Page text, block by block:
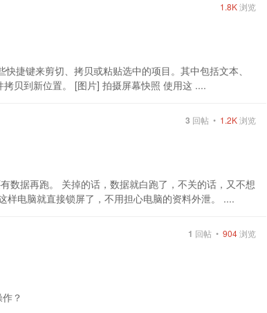
1.8K浏览
捷键来剪切、拷贝或粘贴选中的项目。其中包括文本、
贝到新位置。 [图片] 拍摄屏幕快照 使用这 ....
3 回帖 • 1.2K浏览
数据再跑。 关掉的话，数据就白跑了，不关的话，又不想
电脑就直接锁屏了，不用担心电脑的资料外泄。 ....
1 回帖 •904浏览
？